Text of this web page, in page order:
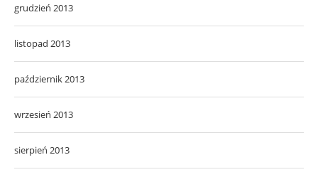
grudzień 2013
listopad 2013
październik 2013
wrzesień 2013
sierpień 2013